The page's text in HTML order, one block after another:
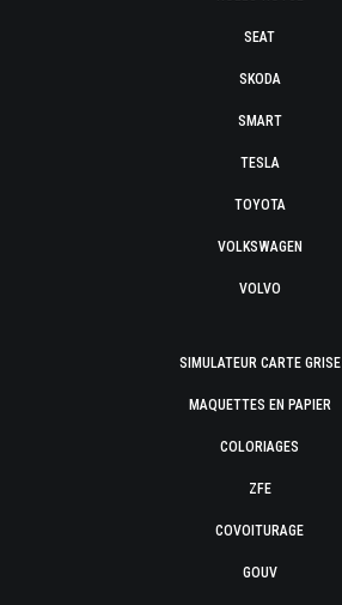
SEAT
SKODA
SMART
TESLA
TOYOTA
VOLKSWAGEN
VOLVO
SIMULATEUR CARTE GRISE
MAQUETTES EN PAPIER
COLORIAGES
ZFE
COVOITURAGE
GOUV